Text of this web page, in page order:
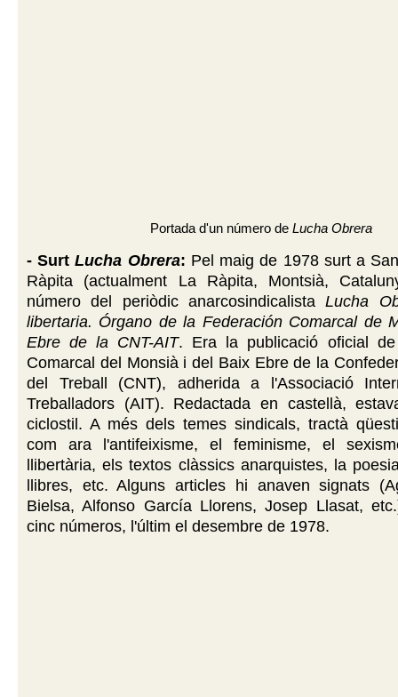
Portada d'un número deLucha Obrera
- SurtLucha Obrera: Pel maig de 1978 surt a
Ràpita (actualment La Ràpita, Montsià,
número del periòdic anarcosindicalistaLucha
libertaria. Órgano de la Federación Comarcal de
Ebre de la CNT-AIT. Era la publicació oficial
Comarcal del Monsià i del Baix Ebre de la
del Treball (CNT), adherida a l'Associació
Treballadors (AIT). Redactada en castellà,
ciclostil. A més dels temes sindicals, tractà
com ara l'antifeixisme, el feminisme, el
llibertària, els textos clàssics anarquistes, la
llibres, etc. Alguns articles hi anaven signats
Bielsa, Alfonso García Llorens, Josep Llasat,
cinc números, l'últim el desembre de 1978.